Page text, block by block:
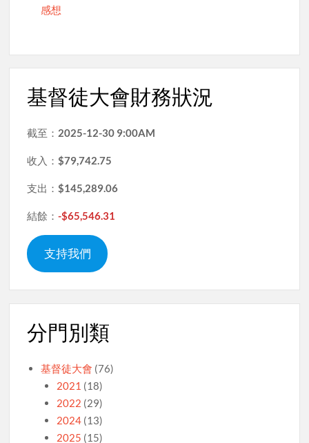
感想
基督徒大會財務狀況
截至： 2025-12-30 9:00AM
收入：$79,742.75
支出：$145,289.06
結餘：-$65,546.31
支持我們
分門別類
基督徒大會 (76)
2021 (18)
2022 (29)
2024(13)
2025 (15)